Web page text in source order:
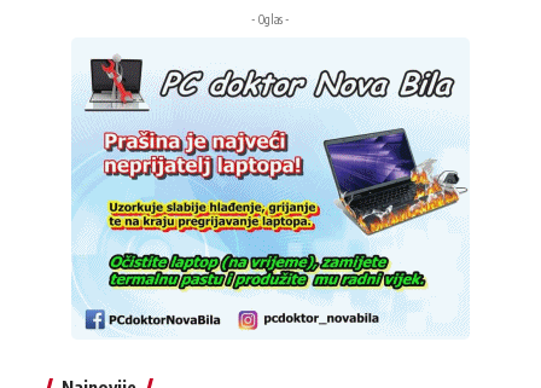
- Oglas -